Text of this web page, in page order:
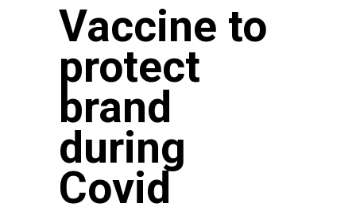
Vaccine to
protect
brand
during
Covid